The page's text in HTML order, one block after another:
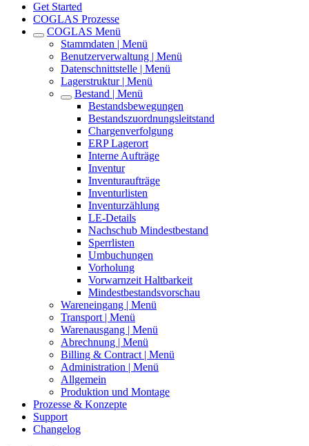
Get Started
COGLAS Prozesse
COGLAS Menü
Stammdaten | Menü
Benutzerverwaltung | Menü
Datenschnittstelle | Menü
Lagerstruktur | Menü
Bestand | Menü
Bestandsbewegungen
Bestandszuordnungsleitstand
Chargenverfolgung
ERP Lagerort
Interne Aufträge
Inventur
Inventuraufträge
Inventurlisten
Inventurzählung
LE-Details
Nachschub Mindestbestand
Sperrlisten
Umbuchungen
Vorholung
Vorwarnzeit Haltbarkeit
Mindestbestandsvorschau
Wareneingang | Menü
Transport | Menü
Warenausgang | Menü
Abrechnung | Menü
Billing & Contract | Menü
Administration | Menü
Allgemein
Produktion und Montage
Prozesse & Konzepte
Support
Changelog